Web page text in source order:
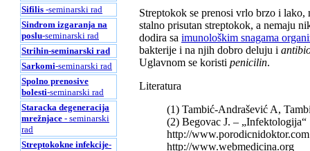
Sifilis -seminarski rad
Sindrom izgaranja na
poslu-seminarski rad
Strihin-seminarski rad
Sarkomi-seminarski rad
Spolno prenosive
bolesti-seminarski rad
Staracka degeneracija
mrežnjace - seminarski
rad
Streptokokne infekcije-
Streptokok se prenosi vrlo brzo i
stalno prisutan streptokok, a nemaju
dodira sa imunološkim snagama
bakterije i na njih dobro deluju i
Uglavnom se koristi penicilin.
Literatura
(1) Tambić-Andrašević A,
(2) Begovac J. – „Infektologija“
http://www.porodicnidoktor.com
http://www.webmedicina.org